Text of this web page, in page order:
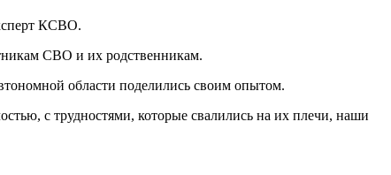
КСВО.
СВО и их родственникам.
области поделились своим опытом.
с трудностями, которые свалились на их плечи, наши